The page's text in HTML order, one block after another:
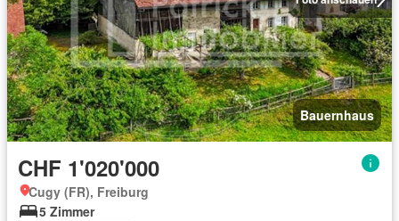
Bauernhaus
CHF 1'020'000
Cugy (FR), Freiburg
5 Zimmer